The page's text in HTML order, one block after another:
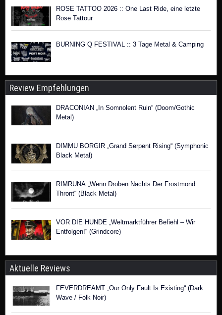
ROSE TATTOO 2026 :: One Last Ride, eine letzte
Rose Tattour
BURNING Q FESTIVAL :: 3 Tage Metal & Camping
Review Empfehlungen
DRACONIAN „In Somnolent Ruin“ (Doom/Gothic
Metal)
DIMMU BORGIR „Grand Serpent Rising“ (Symphonic
Black Metal)
RIMRUNA „Wenn Droben Nachts Der Frostmond
Thront“ (Black Metal)
VOR DIE HUNDE „Weltmarktführer Befiehl – Wir
Entfolgen!“ (Grindcore)
Aktuelle Reviews
FEVERDREAMT „Our Only Fault Is Existing“ (Dark
Wave / Folk Noir)